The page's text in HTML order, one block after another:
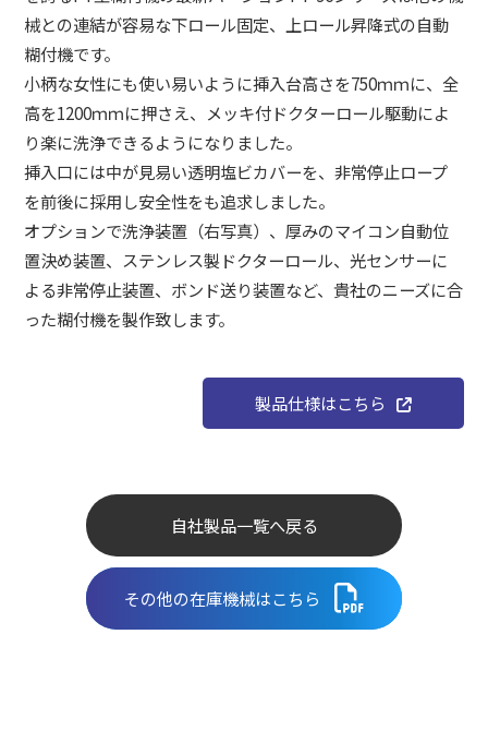
械との連結が容易な下ロール固定、上ロール昇降式の自動
糊付機です。
小柄な女性にも使い易いように挿入台高さを750ｍｍに、全
高を1200ｍｍに押さえ、メッキ付ドクターロール駆動によ
り楽に洗浄できるようになりました。
挿入口には中が見易い透明塩ビカバーを、非常停止ロープ
を前後に採用し安全性をも追求しました。
オプションで洗浄装置（右写真）、厚みのマイコン自動位
置決め装置、ステンレス製ドクターロール、光センサーに
よる非常停止装置、ボンド送り装置など、貴社のニーズに合
った糊付機を製作致します。
製品仕様はこちら
自社製品一覧へ戻る
その他の在庫機械はこちら